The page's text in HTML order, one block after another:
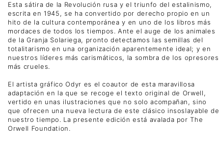
Esta sátira de la Revolución rusa y el triunfo del estalinismo,
escrita en 1945, se ha convertido por derecho propio en un
hito de la cultura contemporánea y en uno de los libros más
mordaces de todos los tiempos. Ante el auge de los animales
de la Granja Solariega, pronto detectamos las semillas del
totalitarismo en una organización aparentemente ideal; y en
nuestros líderes más carismáticos, la sombra de los opresores
más crueles.
El artista gráfico Odyr es el coautor de esta maravillosa
adaptación en la que se recoge el texto original de Orwell,
vertido en unas ilustraciones que no solo acompañan, sino
que ofrecen una nueva lectura de este clásico insoslayable de
nuestro tiempo. La presente edición está avalada por The
Orwell Foundation.